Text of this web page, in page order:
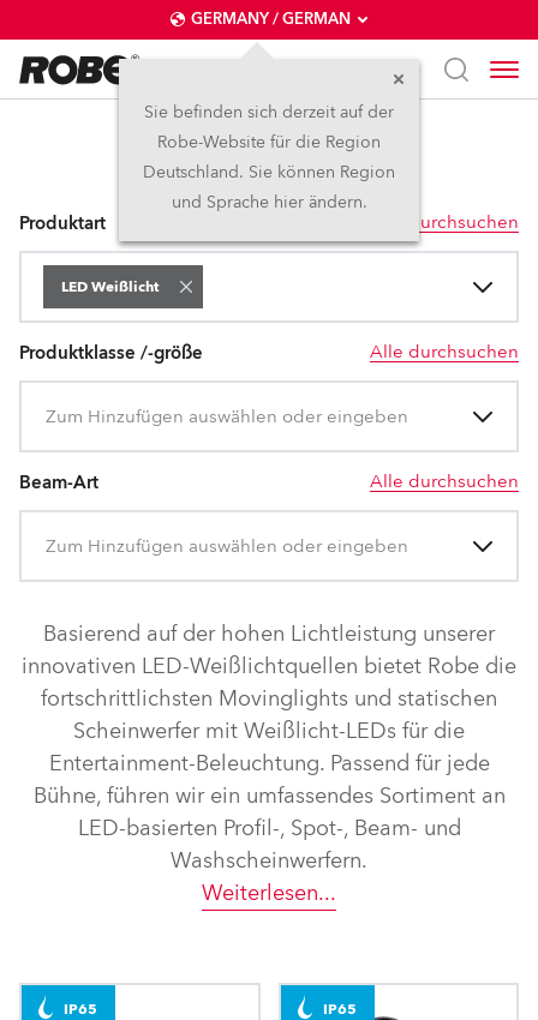
GERMANY / GERMAN
Sie befinden sich derzeit auf der
Robe-Website für die Region
Deutschland. Sie können Region
und Sprache hier ändern.
LED Weißlicht
Produktart
LED Weißlicht
Alle durchsuchen
Produktklasse /-größe
Zum Hinzufügen auswählen oder eingeben
Alle durchsuchen
Beam-Art
Zum Hinzufügen auswählen oder eingeben
Alle durchsuchen
Basierend auf der hohen Lichtleistung unserer
innovativen LED-Weißlichtquellen bietet Robe die
fortschrittlichsten Movinglights und statischen
Scheinwerfer mit Weißlicht-LEDs für die
Entertainment-Beleuchtung. Passend für jede
Bühne, führen wir ein umfassendes Sortiment an
LED-basierten Profil-, Spot-, Beam- und
Washscheinwerfern.
Weiterlesen...
IP65 IP65